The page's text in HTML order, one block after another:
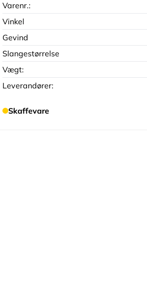
Varenr.:
Vinkel
Gevind
Slangestørrelse
Vægt:
Leverandører:
Skaffevare